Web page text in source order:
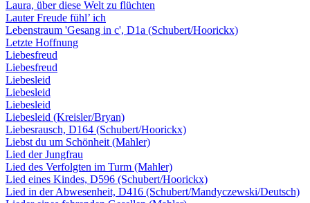
Laura, über diese Welt zu flüchten
Lauter Freude fühl’ ich
Lebenstraum 'Gesang in c', D1a (Schubert/Hoorickx)
Letzte Hoffnung
Liebesfreud
Liebesfreud
Liebesleid
Liebesleid
Liebesleid
Liebesleid (Kreisler/Bryan)
Liebesrausch, D164 (Schubert/Hoorickx)
Liebst du um Schönheit (Mahler)
Lied der Jungfrau
Lied des Verfolgten im Turm (Mahler)
Lied eines Kindes, D596 (Schubert/Hoorickx)
Lied in der Abwesenheit, D416 (Schubert/Mandyczewski/Deutsch)